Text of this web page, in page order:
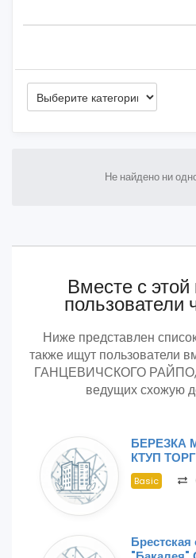
Не найдено ни
Вместе с
пользователи
Ниже представлен
также ищут
ГАНЦЕВИЧСКОГО РАЙПО,
ведущих схожую
БЕРЕЗКА
КТУП
Basic
Брестская